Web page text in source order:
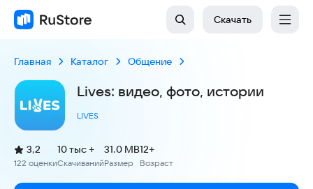
Скачать
Главная Каталог Общение
Lives: видео, фото, истории
LIVES
Рейтинг:
3,2
(
122 оценки
)
Скачиваний
10 тыс +
Размер
31.0 MB
Возраст
12+